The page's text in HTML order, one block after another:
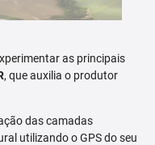
as principais
, que auxilia o produtor
das camadas
utilizando o GPS do seu